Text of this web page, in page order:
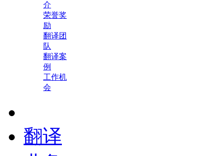
介
荣誉奖
励
翻译团
队
翻译案
例
工作机
会
翻译